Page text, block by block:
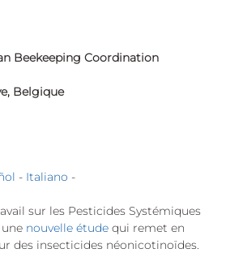
Beekeeping Coordination
Belgique
- Italiano -
sur les Pesticides Systémiques
nouvelle étude qui remet en
des insecticides néonicotinoïdes.